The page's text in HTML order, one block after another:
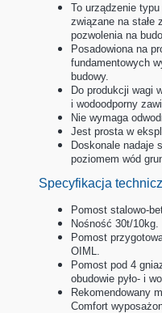
To urządzenie
związane na stałe
pozwolenia na
Posadowiona na
fundamentowych
budowy.
Do produkcji wagi
i wodoodporny
Nie wymaga
Jest prosta w
Doskonale nadaje
poziomem wód
Specyfikacja
Pomost stalowo-
Nośność 30t/10kg.
Pomost
OIML.
Pomost pod 4
obudowie pyło- i
Rekomendowany
Comfort